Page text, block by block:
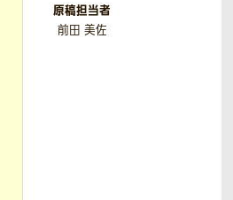
原稿担当者
前田 美佐